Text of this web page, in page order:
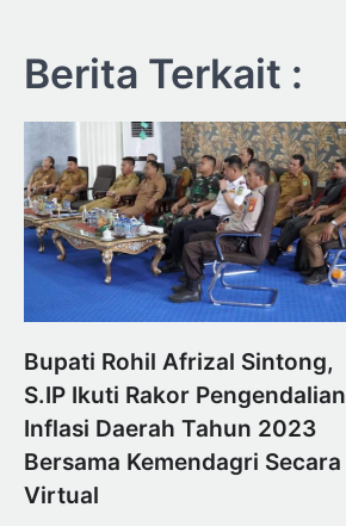
Berita Terkait :
Bupati Rohil Afrizal Sintong,
S.IP Ikuti Rakor Pengendalian
Inflasi Daerah Tahun 2023
Bersama Kemendagri Secara
Virtual